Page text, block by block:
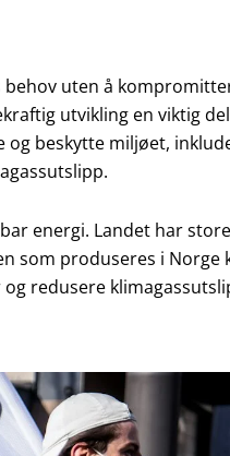
uten å
utvikling en viktig
beskytte miljøet,
energi. Landet har
som produseres i
redusere